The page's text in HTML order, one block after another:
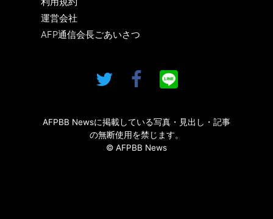
運営会社
AFP通信会長ごあいさつ
AFPBB Newsに掲載している写真・見出し・記事
の無断使用を禁じます。
© AFPBB News